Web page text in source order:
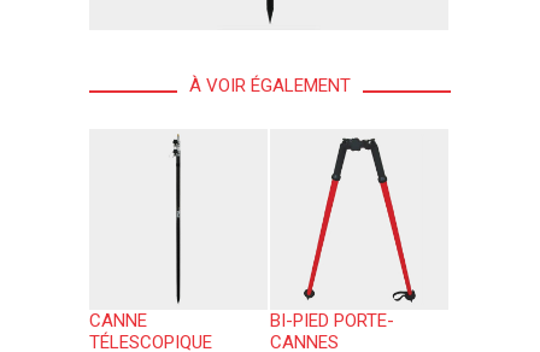
À VOIR ÉGALEMENT
CANNE
TÉLESCOPIQUE
BI-PIED PORTE-
CANNES